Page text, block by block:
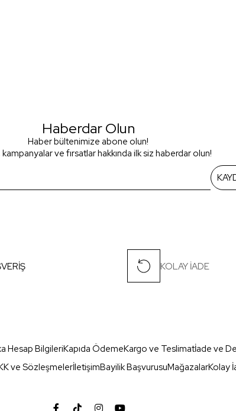
Haberdar Olun
Haber bültenimize abone olun!
ve fırsatlar hakkında ilk siz haberdar olun!
KOLAY İADE
Hesap BilgileriKapıda ÖdemeKargo ve Teslimatİade ve
ve SözleşmelerİletişimBayilik BaşvurusuMağazalarKolay